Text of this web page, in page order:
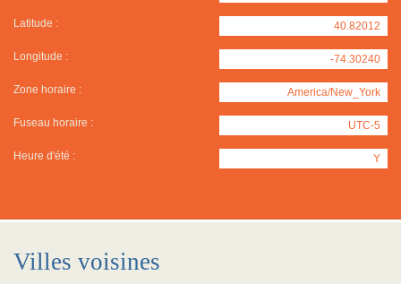
Latitude : 40.82012
Longitude : -74.30240
Zone horaire : America/New_York
Fuseau horaire : UTC-5
Heure d'été : Y
Villes voisines